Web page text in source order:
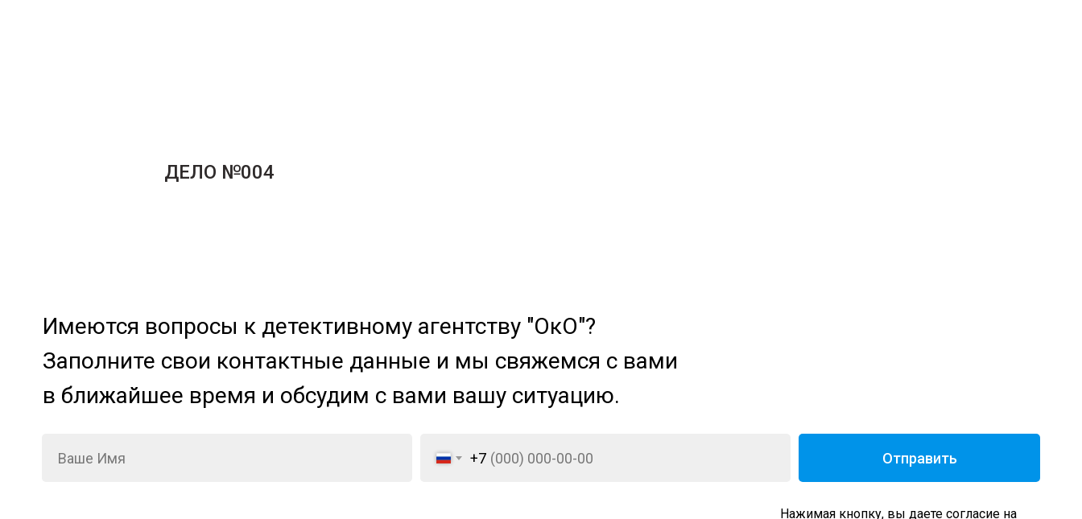
ДЕЛО №004
Имеются вопросы к детективному агентству "ОкО"?
Заполните свои контактные данные и мы свяжемся с вами
в ближайшее время и обсудим с вами вашу ситуацию.
+7 Отправить
Нажимая кнопку, вы даете согласие на